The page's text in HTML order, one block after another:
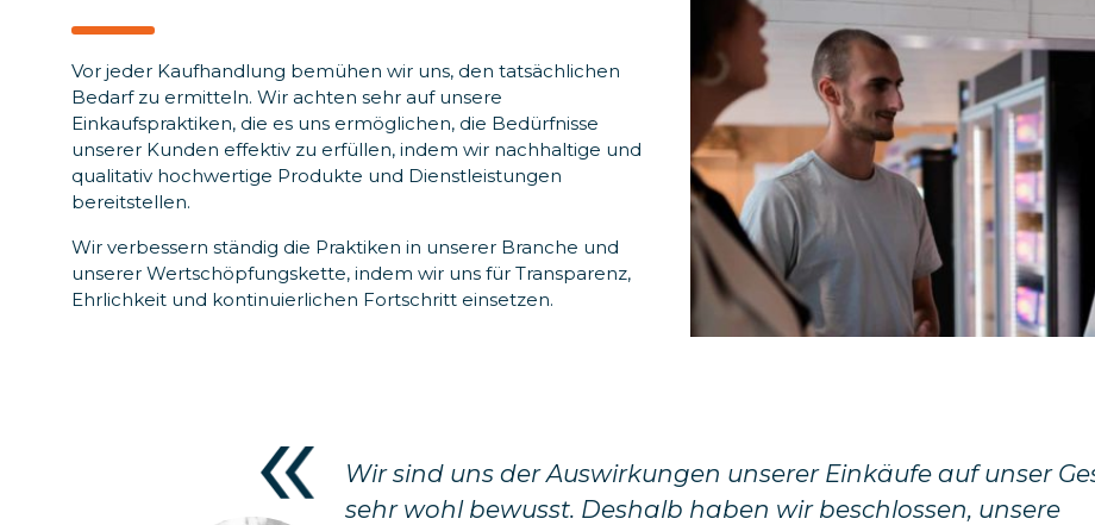
Vor jeder Kaufhandlung bemühen wir uns, den tatsächlichen
Bedarf zu ermitteln. Wir achten sehr auf unsere
Einkaufspraktiken, die es uns ermöglichen, die Bedürfnisse
unserer Kunden effektiv zu erfüllen, indem wir nachhaltige und
qualitativ hochwertige Produkte und Dienstleistungen
bereitstellen.
Wir verbessern ständig die Praktiken in unserer Branche und
unserer Wertschöpfungskette, indem wir uns für Transparenz,
Ehrlichkeit und kontinuierlichen Fortschritt einsetzen.
Wir sind uns der Auswirkungen unserer Einkäufe auf unser
sehr wohl bewusst. Deshalb haben wir beschlossen, unsere